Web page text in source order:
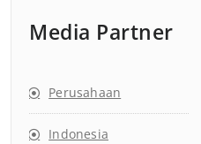
Media Partner
Perusahaan
Indonesia